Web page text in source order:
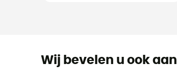
Wij bevelen u ook aan